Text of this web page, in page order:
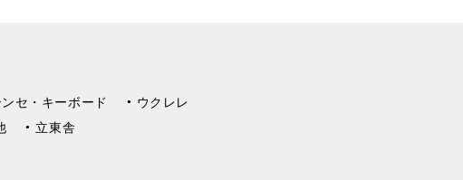
セ・キーボード
ウクレレ
立東舎